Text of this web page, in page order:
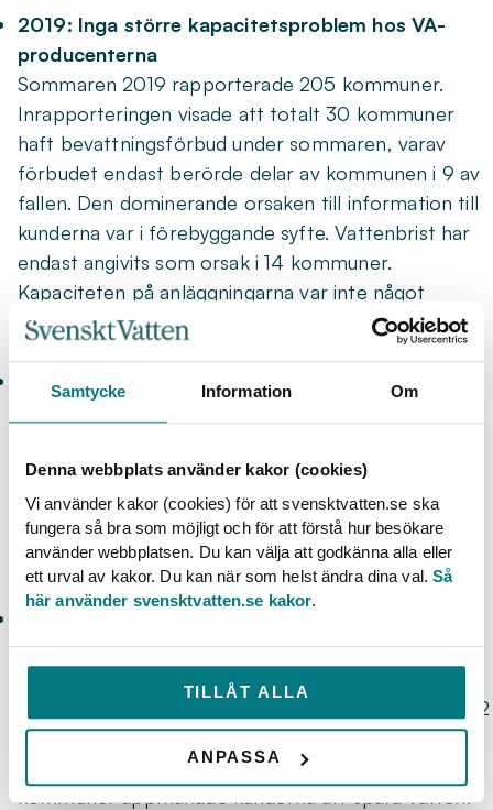
Samtycke Information Om
Denna webbplats använder kakor (cookies)
Vi använder kakor (cookies) för att svensktvatten.se ska
fungera så bra som möjligt och för att förstå hur besökare
använder webbplatsen. Du kan välja att godkänna alla eller
ett urval av kakor. Du kan när som helst ändra dina val.Så
här använder svensktvatten.se kakor.
TILLÅT ALLA
ANPASSA
2019: Inga större kapacitetsproblem hos VA-
producenterna
Sommaren 2019 rapporterade 205 kommuner.
Inrapporteringen visade att totalt 30 kommuner
haft bevattningsförbud under sommaren, varav
förbudet endast berörde delar av kommunen i 9 av
fallen. Den dominerande orsaken till information till
kunderna var i förebyggande syfte. Vattenbrist har
endast angivits som orsak i 14 kommuner.
Kapaciteten på anläggningarna var inte något
problem under 2019.
2020: 42 kommuner inför bevattningsförbud
uppmanat till vattenbesparing. Orsakerna uppgavs
vara vattenbrist i 13 fall, kapacitetsproblem i 7 fall,
hög förbrukning i 40 fall och förebyggande syfte i
36 fall.
bevattningsförbud
148 kommuner rapporterade sin vattensituation. Av
dessa införde 31 bevattningsförbud samtidigt som 12
kommuner rapporterade in att de haft
bevattningsförbud i en mindre del av kommunen. 21
kommuner uppmanade kunderna att spara vatten.